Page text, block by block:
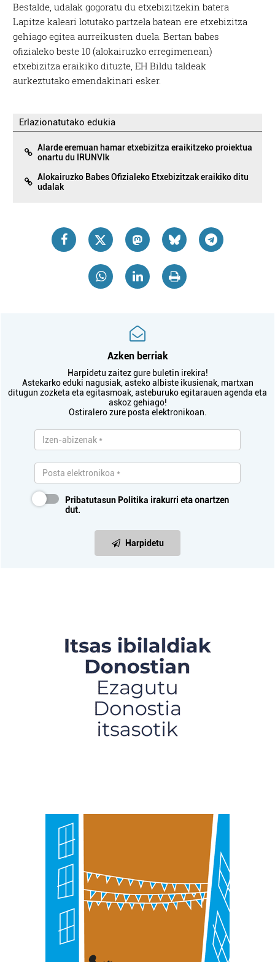
Bestalde, udalak gogoratu du etxebizitzekin batera
Lapitze kaleari lotutako partzela batean ere etxebizitza
gehiago egitea aurreikusten duela. Bertan babes
ofizialeko beste 10 (alokairuzko erregimenean)
etxebizitza eraikiko dituzte, EH Bildu taldeak
aurkeztutako emendakinari esker.
Erlazionatutako edukia
Alarde eremuan hamar etxebizitza eraikitzeko proiektua
onartu du IRUNVIk
Alokairuzko Babes Ofizialeko Etxebizitzak eraikiko ditu
udalak
Azken berriak
Harpidetu zaitez gure buletin irekira!
Astekarko eduki nagusiak, asteko albiste ikusienak, martxan
ditugun zozketa eta egitasmoak, asteburuko egitarauen agenda eta
askoz gehiago!
Ostiralero zure posta elektronikoan.
Pribatutasun Politika irakurri eta onartzen
dut.
Harpidetu